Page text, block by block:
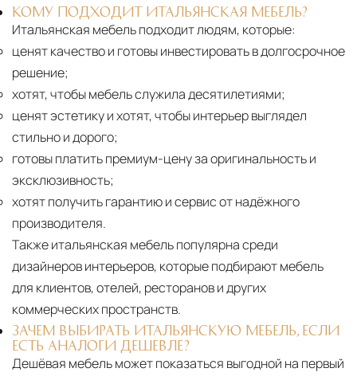
КОМУ ПОДХОДИТ ИТАЛЬЯНСКАЯ МЕБЕЛЬ?
Итальянская мебель подходит людям, которые:
ценят качество и готовы инвестировать в долгосрочное
решение;
хотят, чтобы мебель служила десятилетиями;
ценят эстетику и хотят, чтобы интерьер выглядел
стильно и дорого;
готовы платить премиум-цену за оригинальность и
эксклюзивность;
хотят получить гарантию и сервис от надёжного
производителя.
Также итальянская мебель популярна среди
дизайнеров интерьеров, которые подбирают мебель
для клиентов, отелей, ресторанов и других
коммерческих пространств.
ЗАЧЕМ ВЫБИРАТЬ ИТАЛЬЯНСКУЮ МЕБЕЛЬ, ЕСЛИ
ЕСТЬ АНАЛОГИ ДЕШЕВЛЕ?
Дешёвая мебель может показаться выгодной на первый